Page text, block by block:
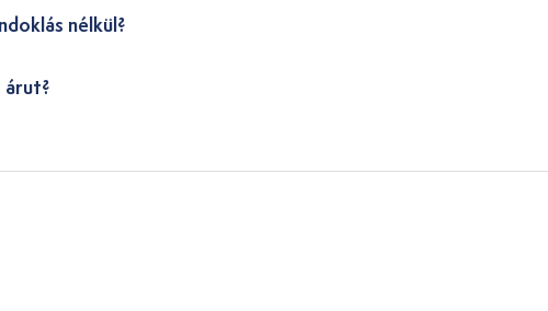
nélkül?
árut?